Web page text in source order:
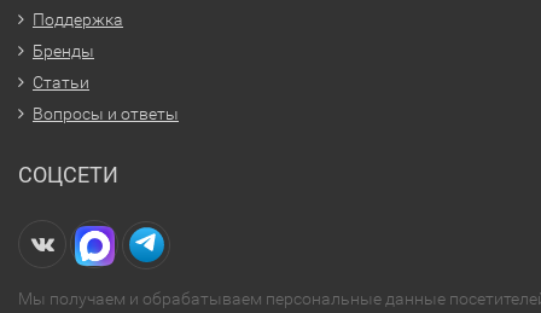
Поддержка
Бренды
Статьи
Вопросы и ответы
СОЦСЕТИ
Мы получаем и обрабатываем персональные данные